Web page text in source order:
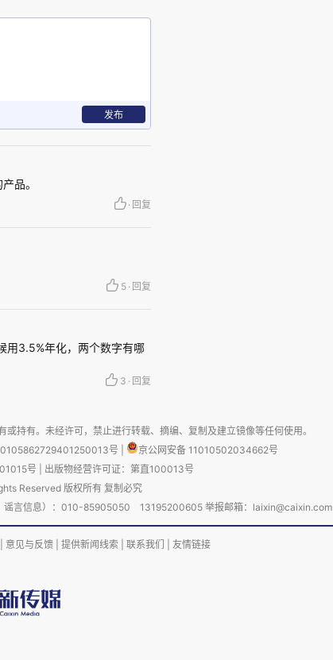
个开始？看看典型的
年产生35万元的被动
本模型：
租金。那么年度开支测
。
对上海医疗溢价）。
2000元/月，油费/电
发布
品。
· 回复
5 · 回复
用3.5%年化，两个数字有哪
3 · 回复
持有。未经许可，禁止进行转载、摘编、复制及建立镜像等任何使用。
号
京公网安备 11010502034662号
号
出版物经营许可证：第直100013号
Reserved 版权所有 复制必究
谣言信息）：010-85905050 13195200605 举报邮箱：laixin@caixin.com
意见与反馈 提供新闻线索 联系我们 友情链接